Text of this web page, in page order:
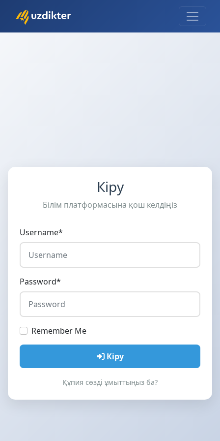
Кіру
Білім платформасына қош келдіңіз
Username*
Password*
Remember Me
Кіру
Құпия сөзді ұмыттыңыз ба?